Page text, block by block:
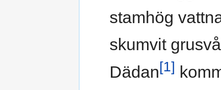
stamhög
skumvit
Dädan[1]